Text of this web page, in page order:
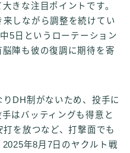
きな注目ポイントです。
しながら調整を続けてい
5日というローテーション
陣も彼の復調に期待を寄
DH制がないため、投手に
はバッティングも得意と
を放つなど、打撃面でも
年8月7日のヤクルト戦